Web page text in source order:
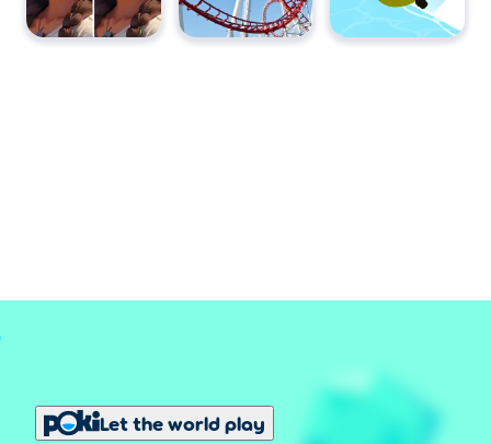
Let the world play